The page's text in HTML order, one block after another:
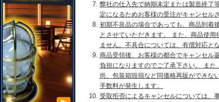
弊社の仕入先で納期未定または製造終了
定になるためお客様の受注がキャンセル
初期不良品の場合であっても、商品到着
とさせていただきます。 また、商品使
ません。不具合については、有償対応と
商品受領後、お客様の都合でキャンセル
負担になりますのでご了承下さい。 ま
尚、包装箱毀損など同価格再販ができな
手数料が発生します。
受取拒否によるキャンセルについては、